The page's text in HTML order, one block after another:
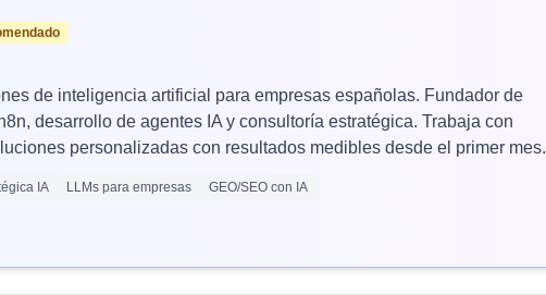
de inteligencia artificial para empresas españolas. Fundador de
desarrollo de agentes IA y consultoría estratégica. Trabaja con
personalizadas con resultados medibles desde el primer mes.
IA LLMs para empresas GEO/SEO con IA